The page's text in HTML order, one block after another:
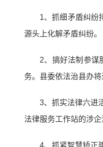
1、抓细矛盾纠纷
源头上化解矛盾纠纷。
2、搞好法制参谋
务。县委依法治县办
3、抓实法律六进
法律服务工作站的涉
4、抓紧智慧矫正